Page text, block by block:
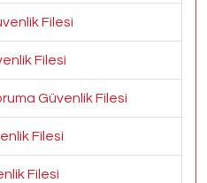
Filesi
Filesi
Güvenlik Filesi
Filesi
Filesi